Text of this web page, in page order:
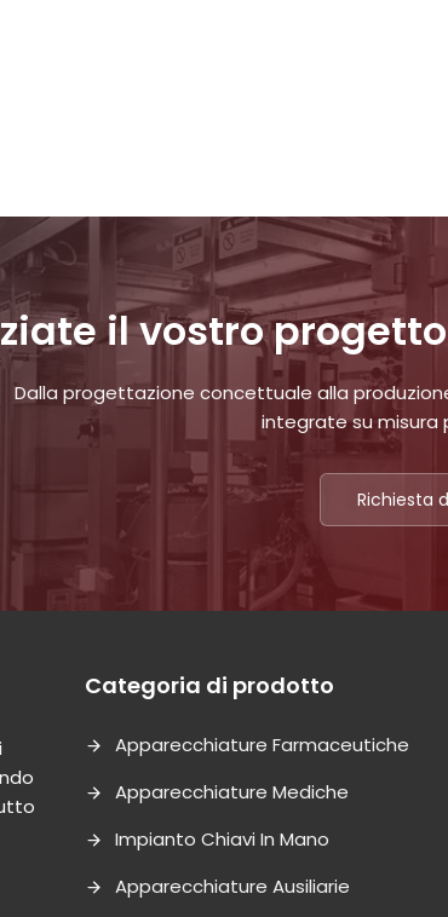
il vostro
Dalla progettazione concettuale alla
integrate su misura
Richiesta
Categoria di prodotto
Apparecchiature Farmaceutiche
Apparecchiature Mediche
Impianto Chiavi In Mano
Apparecchiature Ausiliarie